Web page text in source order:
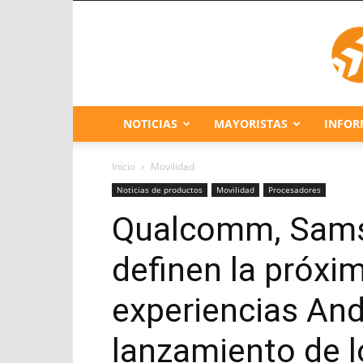
NOTICIAS MAYORISTAS
Inicio Movilidad
Noticias de productos Movilidad Procesadores
Qualcomm,
definen la
experiencias
lanzamiento de